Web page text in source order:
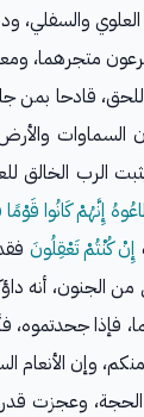
والسفلي،
متجرهما،
قادحا بمن
السماوات
الرب الخالق
إِنَّهُمْ كَانُوا
إِنْ كُنْتُمْ تَعْقِلُونَ
الجنون، أنه
فإذا جحدتموه،
منكم، وإن
وعجزت